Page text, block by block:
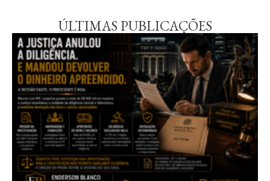
ÚLTIMAS PUBLICAÇÕES